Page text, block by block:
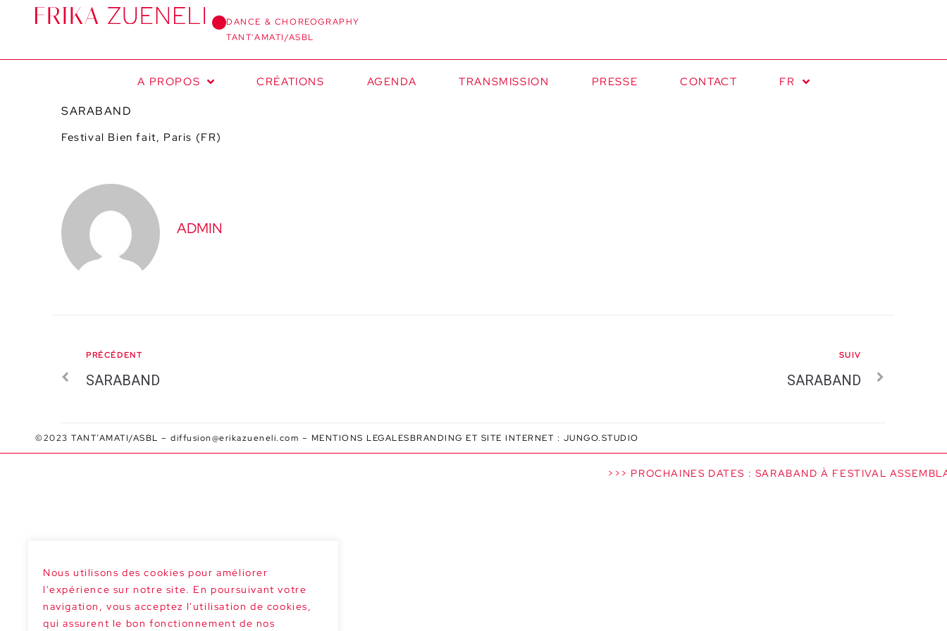
Nous utilisons des cookies pour améliorer
l'expérience sur notre site. En poursuivant votre
navigation, vous acceptez l'utilisation de cookies,
qui assurent le bon fonctionnement de nos
DANCE & CHOREOGRAPHY
TANT'AMATI/ASBL
A PROPOS CRÉATIONS AGENDA TRANSMISSION PRESSE CONTACT FR
SARABAND
Festival Bien fait, Paris (FR)
ADMIN
PRÉCÉDENT
SARABAND
SUIV
SARABAND
©2023 TANT’AMATI/ASBL – diffusion@erikazueneli.com – MENTIONS LEGALESBRANDING ET SITE INTERNET : JUNGO.STUDIO
>>> PROCHAINES DATES : SARABAND À FESTIVAL